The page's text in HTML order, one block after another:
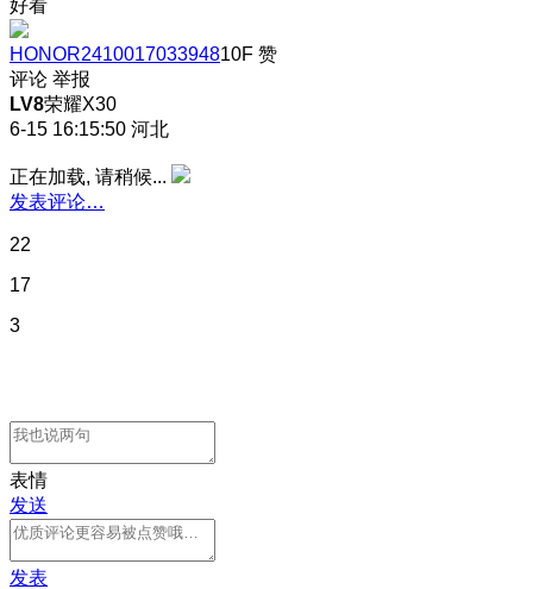
好看
HONOR241001703394810F 赞
评论 举报
LV8荣耀X30
6-15 16:15:50 河北
正在加载, 请稍候...
发表评论…
22
17
3
表情
发送
发表